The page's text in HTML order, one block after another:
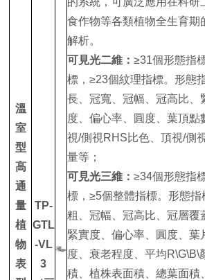
溫
室
型
高
通
量
植
物
表
TP-
GTL
-VL
3
食作物等各類植物全生育期
解析。
可見光二維：≥31個形態指
標，≥23個紋理指標。形態
長、冠寬、冠幅、冠高比、
度、偏心率、圓度、葉頂點
視/側視RHS比色、頂視/側
量等；
可見光三維：≥34個形態指
標，≥5個整體指標。形態
粗、冠幅、冠高比、冠層覆
緊實度、偏心率、圓度、葉
度、衰老程度、平均R\G\B\
積、植株表面積、總葉面積